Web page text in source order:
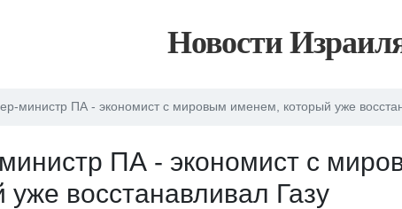
Новости
министр ПА - экономист с мировым именем, который уже
ПА - экономист с
восстанавливал Газу